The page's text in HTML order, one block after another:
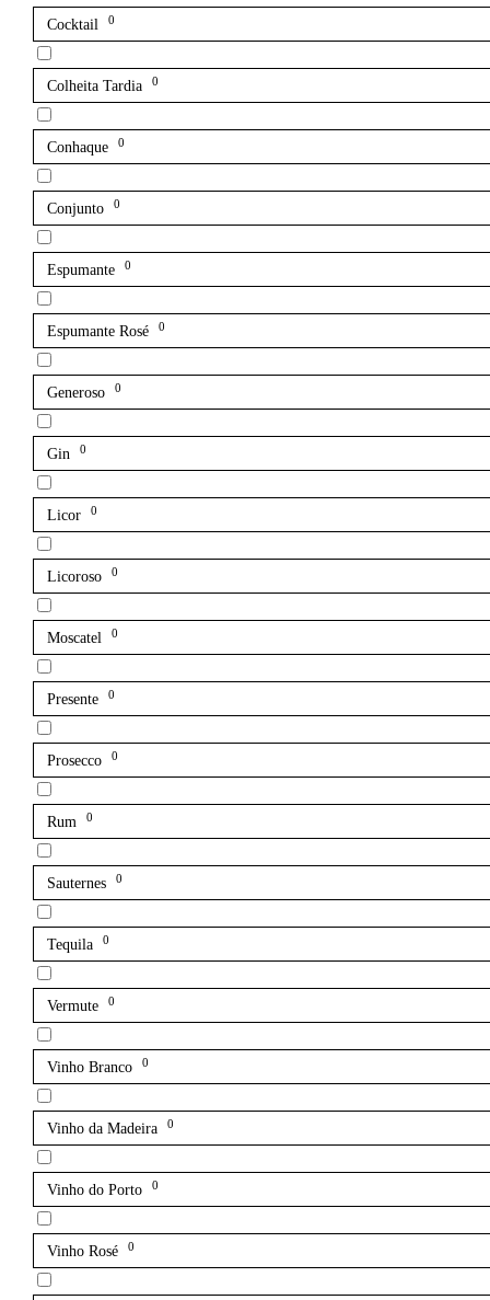
Cocktail 0
Colheita Tardia 0
Conhaque 0
Conjunto 0
Espumante 0
Espumante Rosé 0
Generoso 0
Gin 0
Licor 0
Licoroso 0
Moscatel 0
Presente 0
Prosecco 0
Rum 0
Sauternes 0
Tequila 0
Vermute 0
Vinho Branco 0
Vinho da Madeira 0
Vinho do Porto 0
Vinho Rosé 0